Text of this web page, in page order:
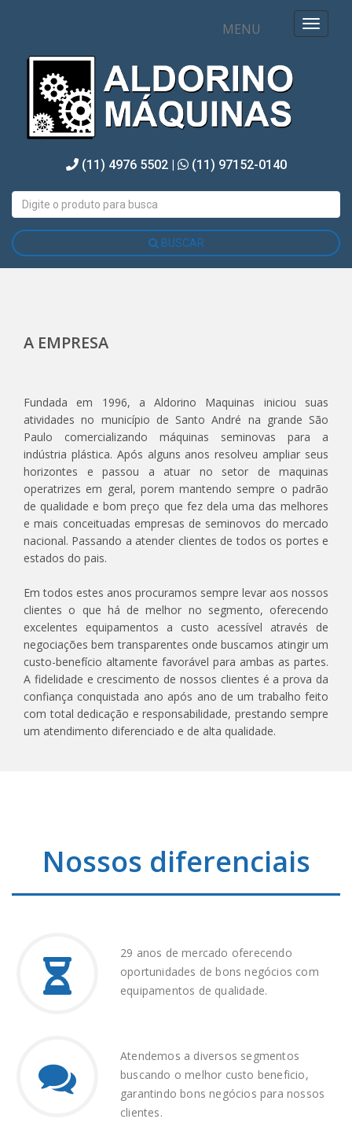
MENU
(11) 4976 5502 | (11) 97152-0140
BUSCAR
A EMPRESA
Fundada em 1996, a Aldorino Maquinas iniciou suas
atividades no município de Santo André na grande São
Paulo comercializando máquinas seminovas para a
indústria plástica. Após alguns anos resolveu ampliar seus
horizontes e passou a atuar no setor de maquinas
operatrizes em geral, porem mantendo sempre o padrão
de qualidade e bom preço que fez dela uma das melhores
e mais conceituadas empresas de seminovos do mercado
nacional. Passando a atender clientes de todos os portes e
estados do pais.
Em todos estes anos procuramos sempre levar aos nossos
clientes o que há de melhor no segmento, oferecendo
excelentes equipamentos a custo acessível através de
negociações bem transparentes onde buscamos atingir um
custo-benefício altamente favorável para ambas as partes.
A fidelidade e crescimento de nossos clientes é a prova da
confiança conquistada ano após ano de um trabalho feito
com total dedicação e responsabilidade, prestando sempre
um atendimento diferenciado e de alta qualidade.
Nossos diferenciais
29 anos de mercado oferecendo
oportunidades de bons negócios com
equipamentos de qualidade.
Atendemos a diversos segmentos
buscando o melhor custo beneficio,
garantindo bons negócios para nossos
clientes.